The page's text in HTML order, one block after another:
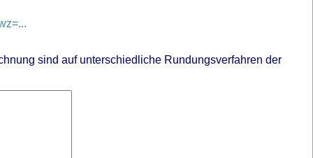
sind auf unterschiedliche Rundungsverfahren der